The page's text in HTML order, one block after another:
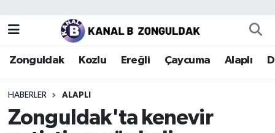
Zonguldak Kozlu Ereğli Çaycuma Alaplı
HABERLER ALAPLI
Zonguldak'ta kenevir
Zonguldak
Kozlu
Zonguldak Nöbetçi Eczaneler
Zonguldak Hava Durumu
Zonguldak Trafik Yoğunluk Haritası